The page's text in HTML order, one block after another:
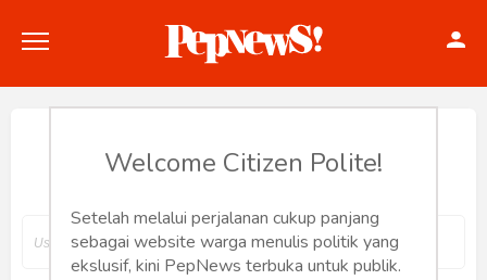
Politik
Hey, Welcome back.
Welcome Citizen Polite!
Setelah melalui perjalanan cukup panjang
sebagai website warga menulis politik yang
ekslusif, kini PepNews terbuka untuk publik.